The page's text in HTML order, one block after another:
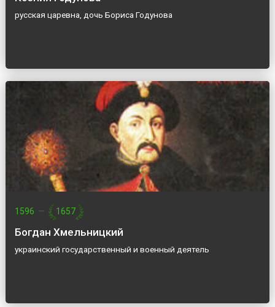
русская царевна, дочь Бориса Годунова
1596 — 1657
Богдан Хмельницкий
украинский государственный и военный деятель